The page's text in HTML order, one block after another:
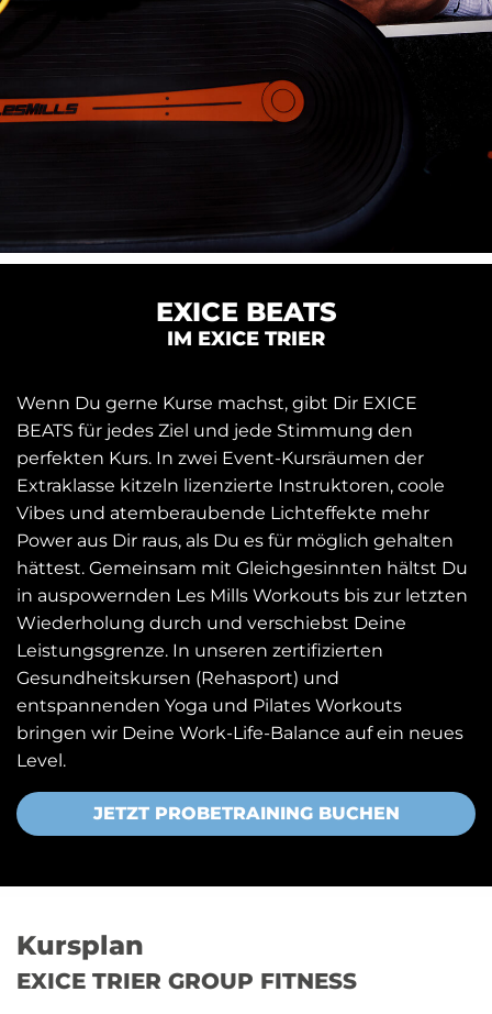
EXICE BEATS
IM EXICE TRIER
Wenn Du gerne Kurse machst, gibt Dir EXICE
BEATS für jedes Ziel und jede Stimmung den
perfekten Kurs. In zwei Event-Kursräumen der
Extraklasse kitzeln lizenzierte Instruktoren, coole
Vibes und atemberaubende Lichteffekte mehr
Power aus Dir raus, als Du es für möglich gehalten
hättest. Gemeinsam mit Gleichgesinnten hältst Du
in auspowernden Les Mills Workouts bis zur letzten
Wiederholung durch und verschiebst Deine
Leistungsgrenze. In unseren zertifizierten
Gesundheitskursen (Rehasport) und
entspannenden Yoga und Pilates Workouts
bringen wir Deine Work-Life-Balance auf ein neues
Level.
JETZT PROBETRAINING BUCHEN
Kursplan
EXICE TRIER GROUP FITNESS